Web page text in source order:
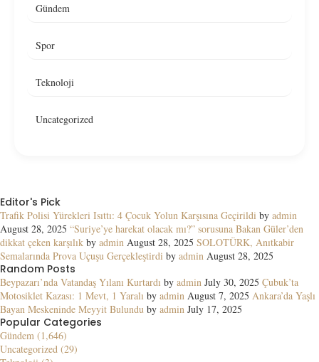
Gündem
Spor
Teknoloji
Uncategorized
Editor's Pick
Trafik Polisi Yürekleri Isıttı: 4 Çocuk Yolun Karşısına Geçirildi by admin
August 28, 2025 “Suriye’ye harekat olacak mı?” sorusuna Bakan Güler’den
dikkat çeken karşılık by admin August 28, 2025 SOLOTÜRK, Anıtkabir
Semalarında Prova Uçuşu Gerçekleştirdi by admin August 28, 2025
Random Posts
Beypazarı’nda Vatandaş Yılanı Kurtardı by admin July 30, 2025 Çubuk’ta
Motosiklet Kazası: 1 Mevt, 1 Yaralı by admin August 7, 2025 Ankara’da Yaşlı
Bayan Meskeninde Meyyit Bulundu by admin July 17, 2025
Popular Categories
Gündem (1,646)
Uncategorized (29)